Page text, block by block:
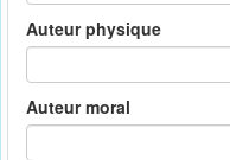
Auteur physique
Auteur moral